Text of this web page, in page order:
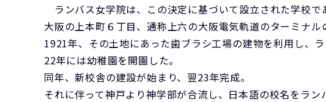
ランバス女学院は、この決定に基づいて設立された学校で
大阪の上本町６丁目、通称上六の大阪電気軌道のターミナ
1921年、その土地にあった歯ブラシ工場の建物を利用し、
22年には幼稚園を開園した。
同年、新校舎の建設が始まり、翌23年完成。
それに伴って神戸より神学部が合流し、日本語の校名